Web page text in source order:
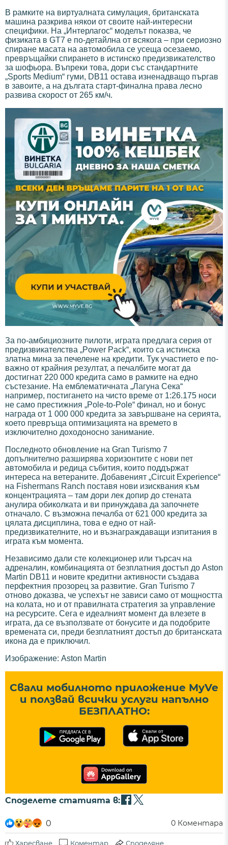
В рамките на виртуалната симулация, британската
машина разкрива някои от своите най-интересни
специфики. На „Интерлагос“ моделът показва, че
физиката в GT7 е по-детайлна от всякога – при сериозно
спиране масата на автомобила се усеща осезаемо,
превръщайки спирането в истинско предизвикателство
за шофьора. Въпреки това, дори със стандартните
„Sports Medium“ гуми, DB11 остава изненадващо пъргав
в завоите, а на дългата старт-финална права лесно
развива скорост от 265 км/ч.
За по-амбициозните пилоти, играта предлага серия от
предизвикателства „Power Pack“, които са истинска
златна мина за печелене на кредити. Тук участието е по-
важно от крайния резултат, а печалбите могат да
достигнат 220 000 кредита само в рамките на едно
състезание. На емблематичната „Лагуна Сека“
например, постигането на чисто време от 1:26.175 носи
не само престижния „Pole-to-Pole“ финал, но и бонус
награда от 1 000 000 кредита за завършване на серията,
което превръща оптимизацията на времето в
изключително доходоносно занимание.
Последното обновление на Gran Turismo 7
допълнително разширява хоризонтите с нови пет
автомобила и редица събития, които поддържат
интереса на ветераните. Добавеният „Circuit Experience“
на Fishermans Ranch поставя нови изисквания към
концентрацията – там дори лек допир до стената
анулира обиколката и ви принуждава да започнете
отначало. С възможна печалба от 621 000 кредита за
цялата дисциплина, това е едно от най-
предизвикателните, но и възнаграждаващи изпитания в
играта към момента.
Независимо дали сте колекционер или търсач на
адреналин, комбинацията от безплатния достъп до Aston
Martin DB11 и новите кредитни активности създава
перфектния прозорец за развитие. Gran Turismo 7
отново доказва, че успехът не зависи само от мощността
на колата, но и от правилната стратегия за управление
на ресурсите. Сега е идеалният момент да влезете в
играта, да се възползвате от бонусите и да подобрите
времената си, преди безплатният достъп до британската
икона да е приключил.
Изображение: Aston Martin
Свали мобилното приложение MyVe
и ползвай всички услуги напълно
БЕЗПЛАТНО:
Споделете статията в:
0 0 Коментара
Харесване Коментар Споделяне